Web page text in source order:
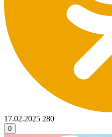
17.02.2025 280
0